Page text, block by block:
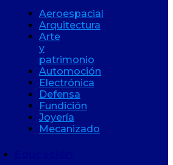
Aeroespacial
Arquitectura
Arte
y
patrimonio
Automoción
Electrónica
Defensa
Fundición
Joyería
Mecanizado